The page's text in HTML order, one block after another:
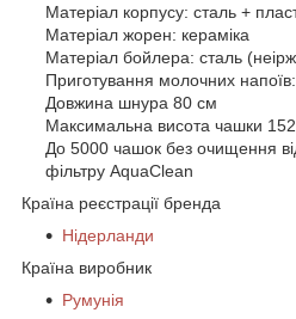
Матеріал корпусу: сталь +
Матеріал жорен: кераміка
Матеріал бойлера: сталь
Приготування молочних
Довжина шнура 80 см
Максимальна висота чашки
До 5000 чашок без очищення
фільтру AquaClean
Країна реєстрації бренда
Нідерланди
Країна виробник
Румунія